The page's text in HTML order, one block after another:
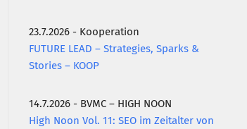
23.7.2026 - Kooperation
FUTURE LEAD – Strategies, Sparks &
Stories – KOOP
14.7.2026 - BVMC – HIGH NOON
High Noon Vol. 11: SEO im Zeitalter von